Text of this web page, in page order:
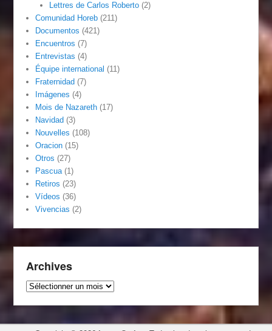
Lettres de Carlos Roberto(2)
Comunidad Horeb (211)
Documentos (421)
Encuentros (7)
Entrevistas (4)
Équipe international (11)
Fraternidad (7)
Imágenes (4)
Mois de Nazareth (17)
Navidad (3)
Nouvelles (108)
Oracion (15)
Otros (27)
Pascua(1)
Retiros (23)
Vídeos (36)
Vivencias (2)
Archives
Archives